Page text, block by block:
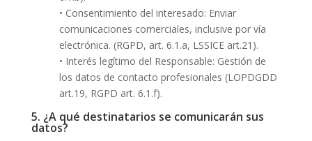
• Consentimiento del interesado: Enviar
comunicaciones comerciales, inclusive por vía
electrónica. (RGPD, art. 6.1.a, LSSICE art.21).
• Interés legítimo del Responsable: Gestión de
los datos de contacto profesionales (LOPDGDD
art.19, RGPD art. 6.1.f).
5. ¿A qué destinatarios se comunicarán sus
datos?